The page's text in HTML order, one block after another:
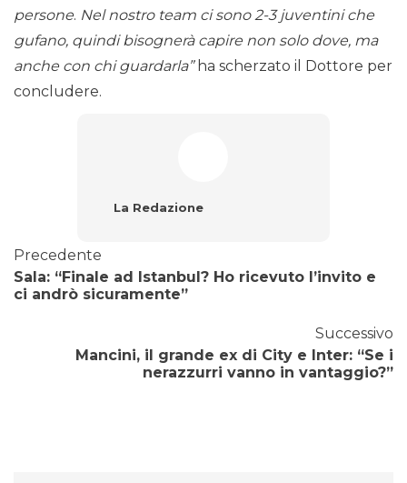
persone. Nel nostro team ci sono 2-3 juventini che
gufano, quindi bisognerà capire non solo dove, ma
anche con chi guardarla”ha scherzato il Dottore per
concludere.
La Redazione
Precedente
Sala: “Finale ad Istanbul? Ho ricevuto l’invito e
ci andrò sicuramente”
Successivo
Mancini, il grande ex di City e Inter: “Se i
nerazzurri vanno in vantaggio?”